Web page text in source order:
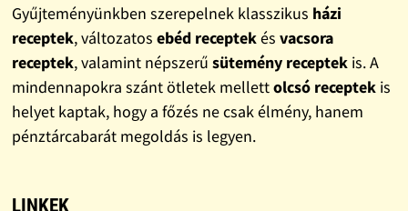
Gyűjteményünkben szerepelnek klasszikus házi
receptek, változatos ebéd receptekés vacsora
receptek, valamint népszerű sütemény receptekis. A
mindennapokra szánt ötletek mellettolcsó receptekis
helyet kaptak, hogy a főzés ne csak élmény, hanem
pénztárcabarát megoldás is legyen.
LINKEK